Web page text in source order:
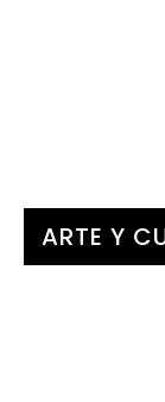
ARTE Y